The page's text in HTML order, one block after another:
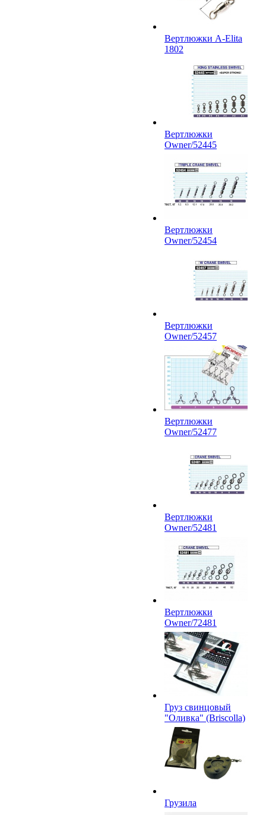
Вертлюжки A-Elita
1802
Вертлюжки
Owner/52445
Вертлюжки
Owner/52454
Вертлюжки
Owner/52457
Вертлюжки
Owner/52477
Вертлюжки
Owner/52481
Вертлюжки
Owner/72481
Груз свинцовый
"Оливка" (Briscolla)
Грузила